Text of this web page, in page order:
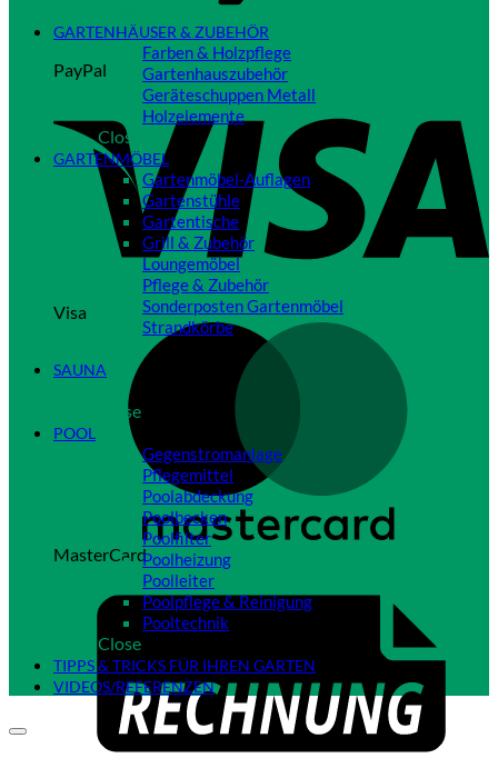
PayPal
Visa
MasterCard
GARTENHÄUSER & ZUBEHÖR
Farben & Holzpflege
Gartenhauszubehör
Geräteschuppen Metall
Holzelemente
Close
GARTENMÖBEL
Gartenmöbel-Auflagen
Gartenstühle
Gartentische
Grill & Zubehör
Loungemöbel
Pflege & Zubehör
Sonderposten Gartenmöbel
Strandkörbe
SAUNA
Close
POOL
Gegenstromanlage
Pflegemittel
Poolabdeckung
Poolbecken
Poolfilter
Poolheizung
Poolleiter
Poolpflege & Reinigung
Pooltechnik
Close
TIPPS & TRICKS FÜR IHREN GARTEN
VIDEOS/REFERENZEN